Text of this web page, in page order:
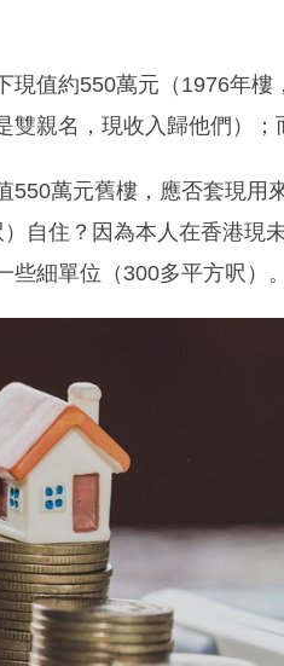
現值約550萬元（1976年
雙親名，現收入歸他們）；
550萬元舊樓，應否套現用
）自住？因為本人在香港
些細單位（300多平方呎）